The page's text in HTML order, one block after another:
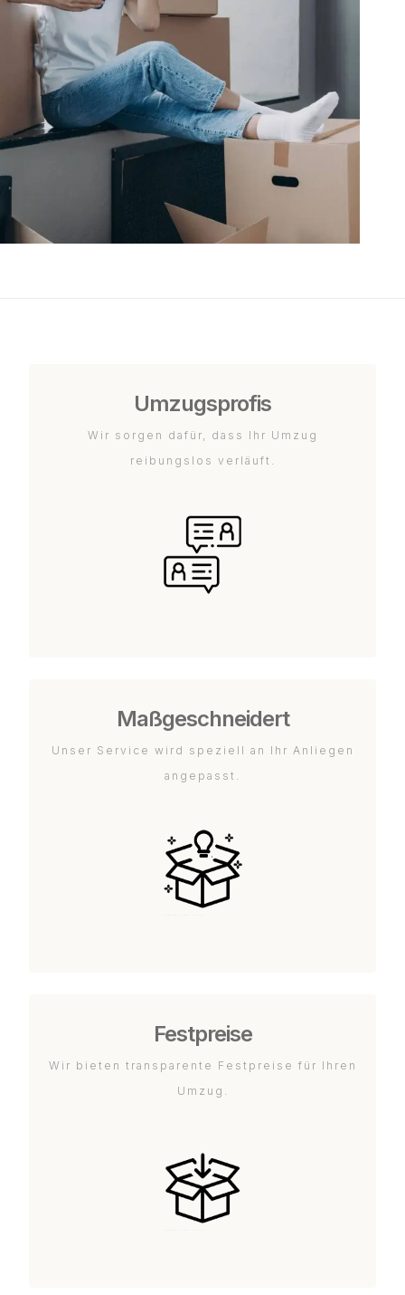
Umzugsprofis
Wir sorgen dafür, dass Ihr Umzug
reibungslos verläuft.
Maßgeschneidert
Unser Service wird speziell an Ihr Anliegen
angepasst.
Festpreise
Wir bieten transparente Festpreise für Ihren
Umzug.